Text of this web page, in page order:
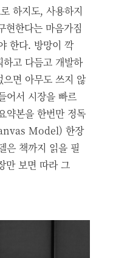
하지도, 사용하지
현한다는 마음가짐
한다. 방망이 깍
고 다듬고 개발하
면 아무도 쓰지 않
어서 시장을 빠르
약본을 한번만 정독
Model) 한장
은 책까지 읽을 필
만 보면 따라 그